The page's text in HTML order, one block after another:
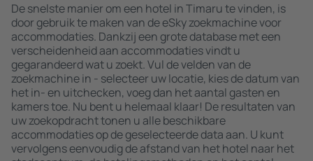
De snelste manier om een hotel in Timaru te vinden, is
door gebruik te maken van de eSky zoekmachine voor
accommodaties. Dankzij een grote database met een
verscheidenheid aan accommodaties vindt u
gegarandeerd wat u zoekt. Vul de velden van de
zoekmachine in - selecteer uw locatie, kies de datum van
het in- en uitchecken, voeg dan het aantal gasten en
kamers toe. Nu bent u helemaal klaar! De resultaten van
uw zoekopdracht tonen u alle beschikbare
accommodaties op de geselecteerde data aan. U kunt
vervolgens eenvoudig de afstand van het hotel naar het